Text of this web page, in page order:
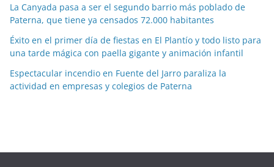
e
s
e
s
La Canyada pasa a ser el segundo barrio más poblado de
Paterna, que tiene ya censados 72.000 habitantes
Éxito en el primer día de fiestas en El Plantío y todo listo para
una tarde mágica con paella gigante y animación infantil
Espectacular incendio en Fuente del Jarro paraliza la
actividad en empresas y colegios de Paterna